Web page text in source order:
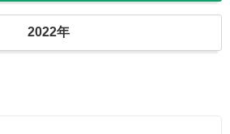
2022年